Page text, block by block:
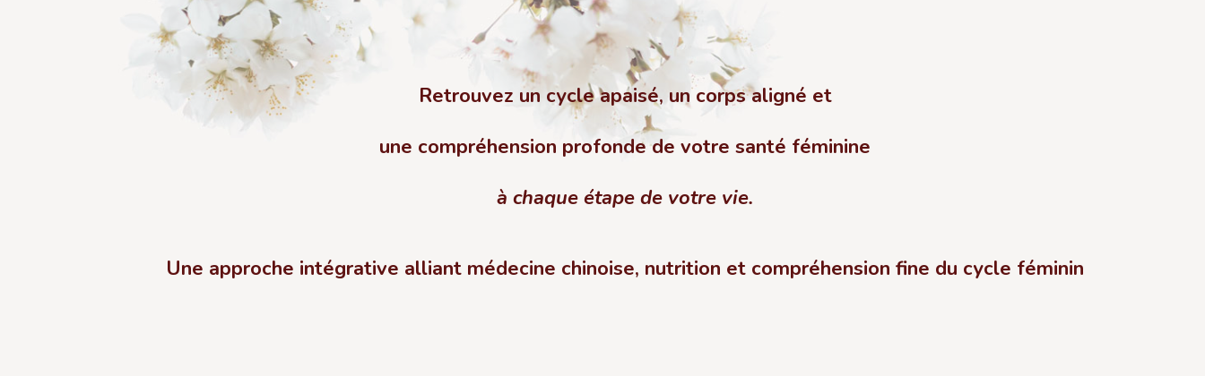
Retrouvez un cycle apaisé, un corps aligné et
une compréhension profonde de votre santé féminine
à chaque étape de votre vie.
Une approche intégrative alliant médecine chinoise, nutrition et compréhension fine du cycle féminin